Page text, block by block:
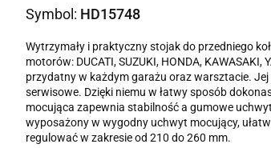
Symbol: HD15748
Wytrzymały i praktyczny stojak do przedniego
motorów: DUCATI, SUZUKI, HONDA, KAWASAKI,
przydatny w każdym garażu oraz warsztacie.
serwisowe. Dzięki niemu w łatwy sposób
mocująca zapewnia stabilność a gumowe
wyposażony w wygodny uchwyt mocujący,
regulować w zakresie od 210 do 260 mm.